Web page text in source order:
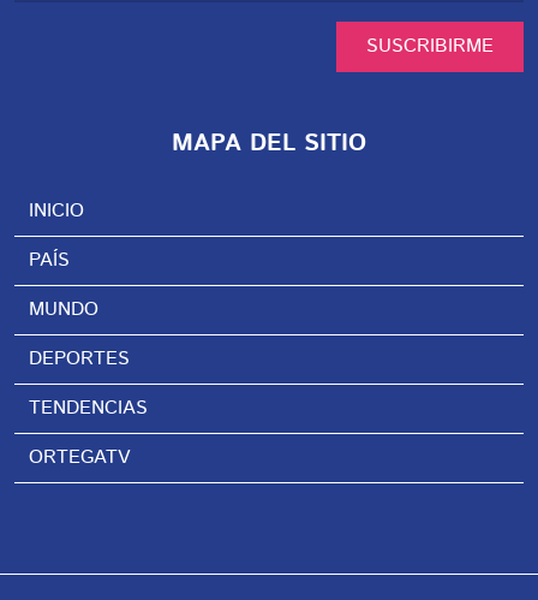
SUSCRIBIRME
MAPA DEL SITIO
INICIO
PAÍS
MUNDO
DEPORTES
TENDENCIAS
ORTEGATV